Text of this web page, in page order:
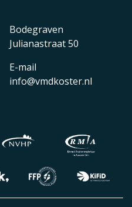
Bodegraven
Julianastraat 50
E-mail
info@vmdkoster.nl